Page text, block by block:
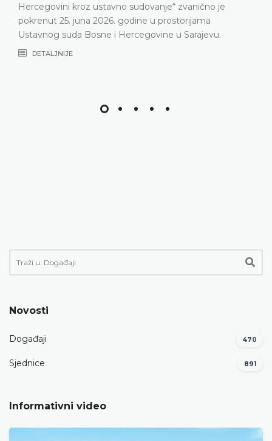
Hercegovini kroz ustavno sudovanje“ zvanično je
pokrenut 25. juna 2026. godine u prostorijama
Ustavnog suda Bosne i Hercegovine u Sarajevu.
DETALJNIJE
Novosti
Događaji 470
Sjednice 891
Informativni video